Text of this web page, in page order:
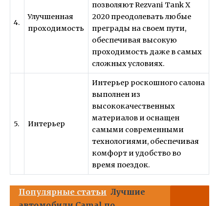
4.
Улучшенная
проходимость
позволяют Rezvani Tank X
2020 преодолевать любые
преграды на своем пути,
обеспечивая высокую
проходимость даже в самых
сложных условиях.
5. Интерьер
Интерьер роскошного салона
выполнен из
высококачественных
материалов и оснащен
самыми современными
технологиями, обеспечивая
комфорт и удобство во
время поездок.
Популярные статьи Лучшие